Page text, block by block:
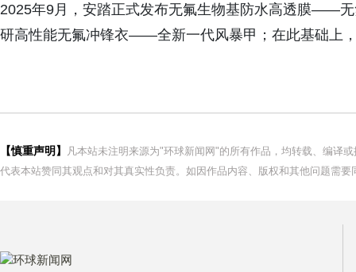
2025年9月，安踏正式发布无氟生物基防水高透膜——
研高性能无氟冲锋衣——全新一代风暴甲；在此基础上
【慎重声明】
凡本站未注明来源为"环球新闻网"的所有作品，均转载、编译
代表本站赞同其观点和对其真实性负责。如因作品内容、版权和其他问题需